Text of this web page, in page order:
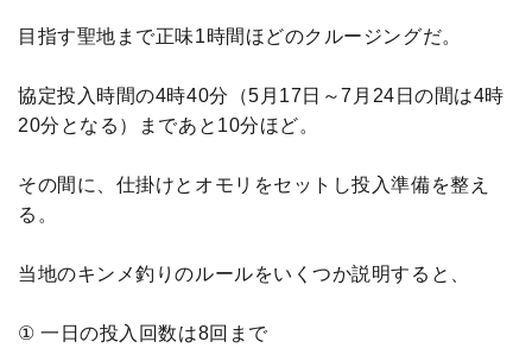
目指す聖地まで正味1時間ほどのクルージングだ。
協定投入時間の4時40分（5月17日～7月24日の間は4時
20分となる）まであと10分ほど。
その間に、仕掛けとオモリをセットし投入準備を整え
る。
当地のキンメ釣りのルールをいくつか説明すると、
① 一日の投入回数は8回まで